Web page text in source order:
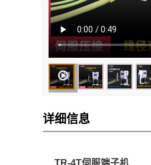
详细信息
TR-4T伺服端子机